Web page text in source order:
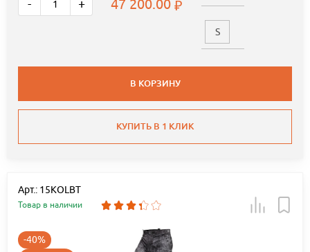
- + 47 200.00
S
В КОРЗИНУ
КУПИТЬ В 1 КЛИК
Арт.: 15KOLBT
Товар в наличии
-40%